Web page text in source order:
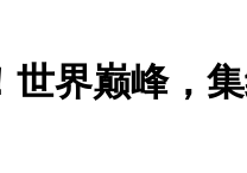
世界巅峰，